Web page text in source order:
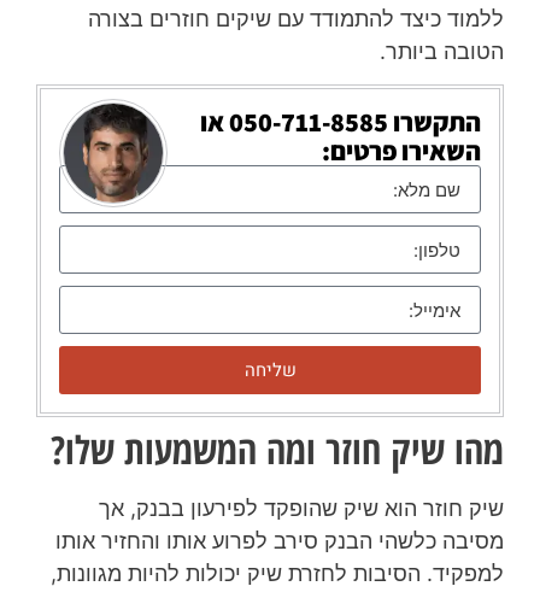
ללמוד כיצד להתמודד עם שיקים חוזרים בצורה
הטובה ביותר.
התקשרו 050-711-8585או
השאירו פרטים:
שליחה
מהו שיק חוזר ומה המשמעות שלו?
שיק חוזר הוא שיק שהופקד לפירעון בבנק, אך
מסיבה כלשהי הבנק סירב לפרוע אותו והחזיר אותו
למפקיד. הסיבות לחזרת שיק יכולות להיות מגוונות,